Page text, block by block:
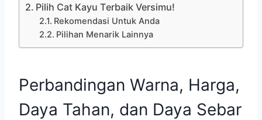
Pilih Cat Kayu Terbaik Versimu!
Rekomendasi Untuk Anda
Pilihan Menarik Lainnya
Perbandingan Warna, Harga,
Daya Tahan, dan Daya Sebar